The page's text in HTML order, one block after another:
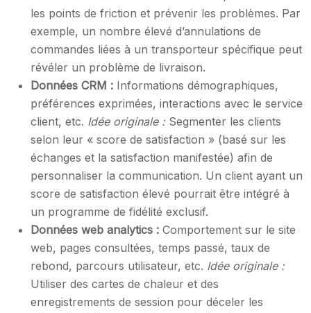
les points de friction et prévenir les problèmes. Par
exemple, un nombre élevé d’annulations de
commandes liées à un transporteur spécifique peut
révéler un problème de livraison.
Données CRM : Informations démographiques,
préférences exprimées, interactions avec le service
client, etc. Idée originale : Segmenter les clients
selon leur « score de satisfaction » (basé sur les
échanges et la satisfaction manifestée) afin de
personnaliser la communication. Un client ayant un
score de satisfaction élevé pourrait être intégré à
un programme de fidélité exclusif.
Données web analytics : Comportement sur le site
web, pages consultées, temps passé, taux de
rebond, parcours utilisateur, etc. Idée originale :
Utiliser des cartes de chaleur et des
enregistrements de session pour déceler les